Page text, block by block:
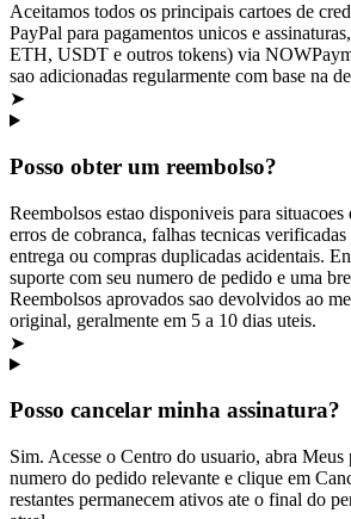
Aceitamos todos os principais cartoes de
PayPal para pagamentos unicos e
ETH, USDT e outros tokens) via
sao adicionadas regularmente com base na
➤
Posso obter um reembolso?
Reembolsos estao disponiveis para
erros de cobranca, falhas tecnicas
entrega ou compras duplicadas acidentais.
suporte com seu numero de pedido e uma
Reembolsos aprovados sao devolvidos ao
original, geralmente em 5 a 10 dias uteis.
➤
Posso cancelar minha assinatura?
Sim. Acesse o Centro do usuario, abra Meus
numero do pedido relevante e clique em
restantes permanecem ativos ate o final do